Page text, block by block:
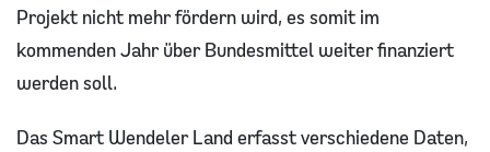
Projekt nicht mehr fördern wird, es somit im
kommenden Jahr über Bundesmittel weiter finanziert
werden soll.
Das Smart Wendeler Land erfasst verschiedene Daten,